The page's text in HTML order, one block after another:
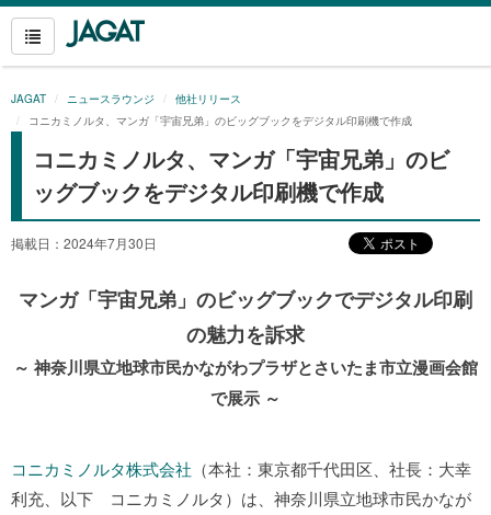
JAGAT ニュースラウンジ
他社リリース
コニカミノルタ、マンガ「宇宙兄弟」のビッグブックをデジタル印刷機で作成
コニカミノルタ、マンガ「宇宙兄弟」のビ
ッグブックをデジタル印刷機で作成
掲載日：2024年7月30日
マンガ「宇宙兄弟」のビッグブックでデジタル印刷
の魅力を訴求
～ 神奈川県立地球市民かながわプラザとさいたま市立漫画会館
で展示 ～
コニカミノルタ株式会社 （本社：東京都千代田区、社長：大幸
利充、以下 コニカミノルタ）は、神奈川県立地球市民かなが